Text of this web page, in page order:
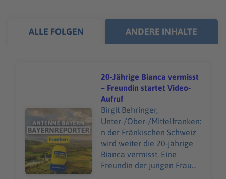
ALLE FOLGEN ANDERE INHALTE
Audiotitel - 20-Jährige Bianca vermisst – Freundin
20-Jährige Bianca vermisst
– Freundin startet Video-
Aufruf
Birgit Behringer,
Unter-/Ober-/Mittelfranken:
n der Fränkischen Schweiz
wird weiter die 20-jährige
Bianca vermisst. Eine
Freundin der jungen Frau